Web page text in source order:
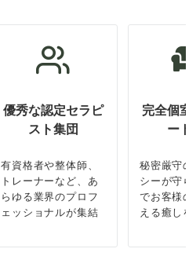
優秀な認定セラピ
スト集団
有資格者や整体師、
トレーナーなど、あ
らゆる業界のプロフ
ェッショナルが集結
完全個
ー
秘密厳守
シーが守
でお客様
える癒し